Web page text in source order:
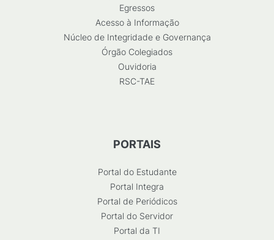
Egressos
Acesso à Informação
Núcleo de Integridade e Governança
Órgão Colegiados
Ouvidoria
RSC-TAE
PORTAIS
Portal do Estudante
Portal Integra
Portal de Periódicos
Portal do Servidor
Portal da TI